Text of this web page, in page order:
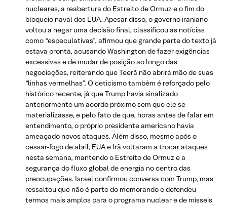
nucleares, a reabertura do Estreito de Ormuz e o fim do
bloqueio naval dos EUA. Apesar disso, o governo iraniano
voltou a negar uma decisão final, classificou as notícias
como “especulativas”, afirmou que grande parte do texto já
estava pronta, acusando Washington de fazer exigências
excessivas e de mudar de posição ao longo das
negociações, reiterando que Teerã não abrirá mão de suas
“linhas vermelhas”. O ceticismo também é reforçado pelo
histórico recente, já que Trump havia sinalizado
anteriormente um acordo próximo sem que ele se
materializasse, e pelo fato de que, horas antes de falar em
entendimento, o próprio presidente americano havia
ameaçado novos ataques. Além disso, mesmo após o
cessar-fogo de abril, EUA e Irã voltaram a trocar ataques
nesta semana, mantendo o Estreito de Ormuz e a
segurança do fluxo global de energia no centro das
preocupações. Israel confirmou conversa com Trump, mas
ressaltou que não é parte do memorando e defendeu
termos mais amplos para o programa nuclear e de mísseis